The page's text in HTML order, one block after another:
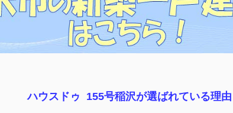
ハウスドゥ 155号稲沢が選ばれている理由